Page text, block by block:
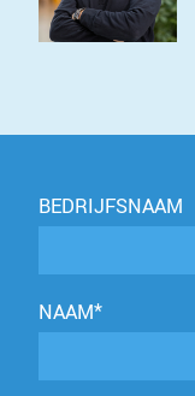
BEDRIJFSNAAM
NAAM*